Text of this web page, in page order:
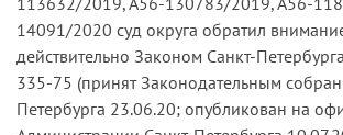
положения названного пункта
постановлением Уставного суда
Петербурга от 29.01.20 № 001/20-
соответствующими Уставу Санкт-
положениям преамбулы, пункта 1
14091/2020 суд округа обратил
действительно Законом Санкт-
335-75 (принят Законодательным
Петербурга 23.06.20; опубликован на